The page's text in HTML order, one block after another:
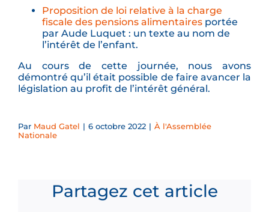
Proposition de loi relative à la charge
fiscale des pensions alimentairesportée
par Aude Luquet : un texte au nom de
l’intérêt de l’enfant.
Au cours de cette journée, nous avons
démontré qu’il était possible de faire avancer la
législation au profit de l’intérêt général.
Par Maud Gatel | 6 octobre 2022 | À l'Assemblée
Nationale
Partagez cet article